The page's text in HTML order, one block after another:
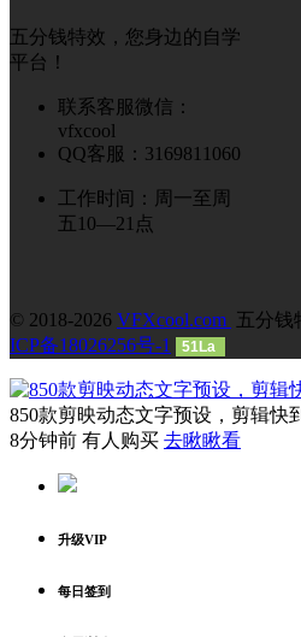
五分钱特效，您身边的自学
平台！
联系客服微信：
vfxcool
QQ客服：3169811060
工作时间：周一至周
五10—21点
© 2018-2026 VFXcool.com 五分钱
ICP备18026256号-1
51La
850款剪映动态文字预设，剪辑快
8分钟前 有人购买 去瞅瞅看
升级VIP
每日签到